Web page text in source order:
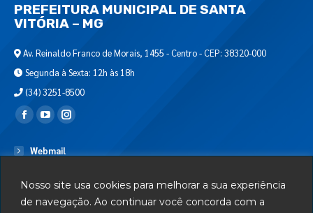
Nosso site usa cookies para melhorar a sua experiência
de navegação. Ao continuar você concorda com a
PREFEITURA MUNICIPAL DE SANTA
VITÓRIA – MG
Av. Reinaldo Franco de Morais, 1455 - Centro - CEP: 38320-000
Segunda à Sexta: 12h às 18h
(34) 3251-8500
Encontre-nos em:
Webmail
Serviços